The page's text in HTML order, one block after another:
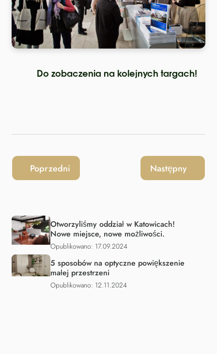
Do zobaczenia na kolejnych targach!
Poprzedni Następny
Otworzyliśmy oddział w Katowicach!
Nowe miejsce, nowe możliwości.
Opublikowano: 17.09.2024
5 sposobów na optyczne powiększenie
małej przestrzeni
Opublikowano: 12.11.2024